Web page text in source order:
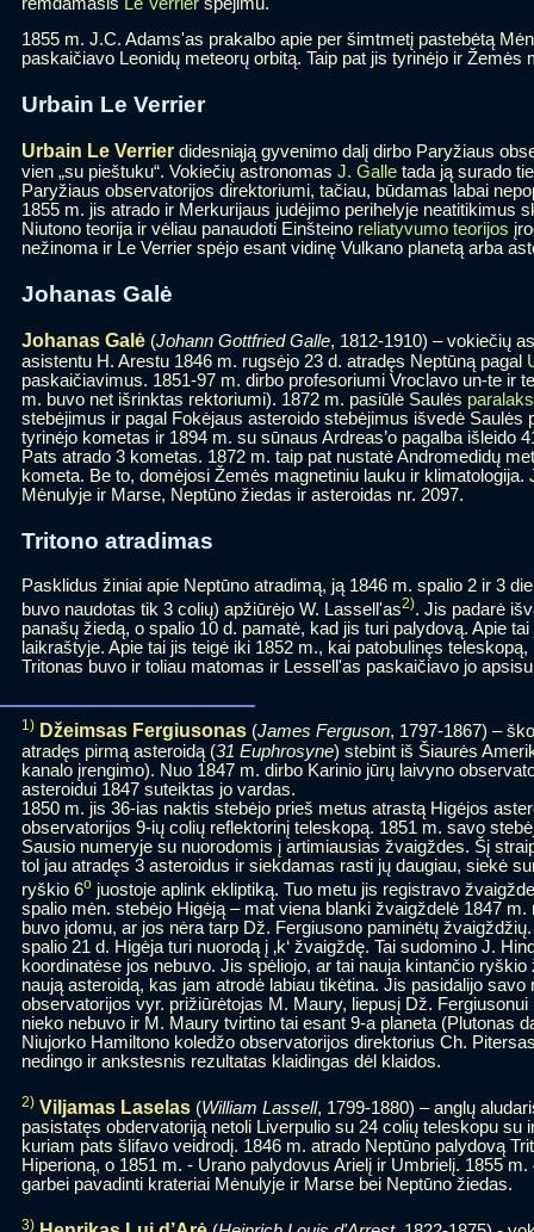
1855 m. J.C. Adams'as prakalbo apie per šimtmetį pastebėtą
paskaičiavo Leonidų meteorų orbitą. Taip pat jis tyrinėjo ir Žemės
Urbain Le Verrier
Urbain Le Verrier didesniąją gyvenimo dalį dirbo Paryžiaus
vien „su pieštuku“. Vokiečių astronomas J. Galle tada ją surado
Paryžiaus observatorijos direktoriumi, tačiau, būdamas labai
1855 m. jis atrado ir Merkurijaus judėjimo perihelyje neatitikimus
Niutono teorija ir vėliau panaudoti Einšteino reliatyvumo teorijos
nežinoma ir Le Verrier spėjo esant vidinę Vulkano planetą arba
Johanas Galė
Johanas Galė (Johann Gottfried Galle, 1812-1910) – vokiečių
asistentu H. Arestu 1846 m. rugsėjo 23 d. atradęs Neptūną pagal
paskaičiavimus. 1851-97 m. dirbo profesoriumi Vroclavo un-te ir
m. buvo net išrinktas rektoriumi). 1872 m. pasiūlė Saulės
stebėjimus ir pagal Fokėjaus asteroido stebėjimus išvedė Saulės
tyrinėjo kometas ir 1894 m. su sūnaus Ardreas’o pagalba išleido
Pats atrado 3 kometas. 1872 m. taip pat nustatė Andromedidų
kometa. Be to, domėjosi Žemės magnetiniu lauku ir klimatologija.
Mėnulyje ir Marse, Neptūno žiedas ir asteroidas nr. 2097.
Tritono atradimas
Pasklidus žiniai apie Neptūno atradimą, ją 1846 m. spalio 2 ir 3
buvo naudotas tik 3 colių) apžiūrėjo W. Lassell'as2). Jis padarė
panašų žiedą, o spalio 10 d. pamatė, kad jis turi palydovą. Apie
laikraštyje. Apie tai jis teigė iki 1852 m., kai patobulinęs
Tritonas buvo ir toliau matomas ir Lessell'as paskaičiavo jo
1) Džeimsas Fergiusonas (James Ferguson, 1797-1867) –
atradęs pirmą asteroidą (31 Euphrosyne) stebint iš Šiaurės
kanalo įrengimo). Nuo 1847 m. dirbo Karinio jūrų laivyno
asteroidui 1847 suteiktas jo vardas.
1850 m. jis 36-ias naktis stebėjo prieš metus atrastą Higėjos
observatorijos 9-ių colių reflektorinį teleskopą. 1851 m. savo
Sausio numeryje su nuorodomis į artimiausias žvaigždes. Šį
tol jau atradęs 3 asteroidus ir siekdamas rasti jų daugiau, siekė
ryškio 6o juostoje aplink ekliptiką. Tuo metu jis registravo
spalio mėn. stebėjo Higėją – mat viena blanki žvaigždelė 1847 m.
buvo įdomu, ar jos nėra tarp Dž. Fergiusono paminėtų
spalio 21 d. Higėja turi nuorodą į ‚k‘ žvaigždę. Tai sudomino J.
koordinatėse jos nebuvo. Jis spėliojo, ar tai nauja kintančio
naują asteroidą, kas jam atrodė labiau tikėtina. Jis pasidalijo
observatorijos vyr. prižiūrėtojas M. Maury, liepusį Dž. Fergiusonui
nieko nebuvo ir M. Maury tvirtino tai esant 9-a planeta (Plutonas
Niujorko Hamiltono koledžo observatorijos direktorius Ch.
nedingo ir ankstesnis rezultatas klaidingas dėl klaidos.
2) Viljamas Laselas (William Lassell, 1799-1880) – anglų
pasistatęs obdervatoriją netoli Liverpulio su 24 colių teleskopu su
kuriam pats šlifavo veidrodį. 1846 m. atrado Neptūno palydovą
Hiperioną, o 1851 m. - Urano palydovus Arielį ir Umbrielį. 1855
garbei pavadinti krateriai Mėnulyje ir Marse bei Neptūno žiedas.
3)